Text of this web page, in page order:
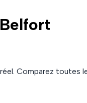
Comparez toutes